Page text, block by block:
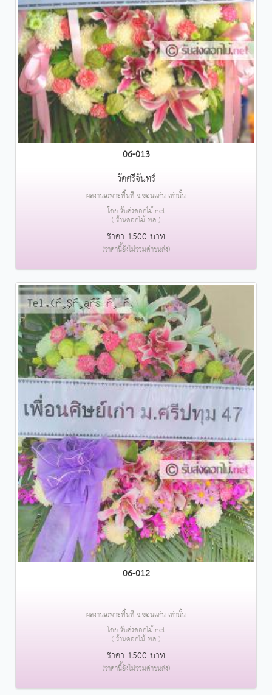
06-013
....................
วัดศรีจันทร์
ผลงานเฉพาะพื้นที่ จ.ขอนแก่น เท่านั้น
โดย รับส่งดอกไม้.net
( ร้านดอกไม้ พล )
ราคา 1500 บาท
(ราคานี้ยังไม่รวมค่าขนส่ง)
06-012
....................
ผลงานเฉพาะพื้นที่ จ.ขอนแก่น เท่านั้น
โดย รับส่งดอกไม้.net
( ร้านดอกไม้ พล )
ราคา 1500 บาท
(ราคานี้ยังไม่รวมค่าขนส่ง)